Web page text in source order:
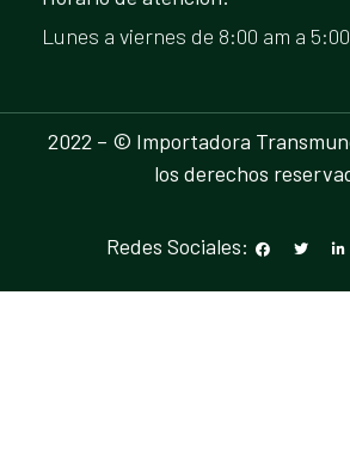
Lunes a viernes de 8:00 am a
2022 – © Importadora
los derechos
Redes Sociales: